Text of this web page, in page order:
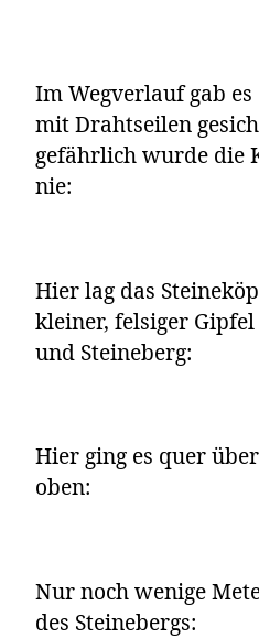
Im Wegverlauf gab es
mit Drahtseilen
gefährlich wurde die
nie:
Hier lag das
kleiner, felsiger
und Steineberg:
Hier ging es quer
oben:
Nur noch wenige
des Steinebergs: